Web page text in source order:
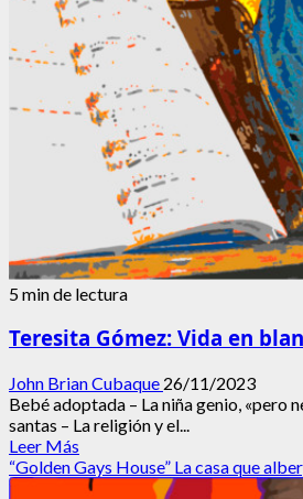
5 min de lectura
Teresita Gómez: Vida en
John Brian Cubaque 26/11/2023
Bebé adoptada – La niña genio, «pero
santas – La religión y el...
Leer Más
más
acerca
“Golden Gays House” La casa que